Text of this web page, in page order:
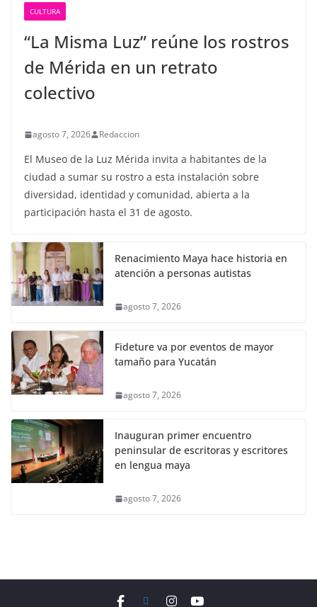
CULTURA
“La Misma Luz” reúne los rostros
de Mérida en un retrato
colectivo
agosto 7, 2026 Redaccion
El Museo de la Luz Mérida invita a habitantes de la
ciudad a sumar su rostro a esta instalación sobre
diversidad, identidad y comunidad, abierta a la
participación hasta el 31 de agosto.
Renacimiento Maya hace historia en
atención a personas autistas
agosto 7, 2026
Fideture va por eventos de mayor
tamaño para Yucatán
agosto 7, 2026
Inauguran primer encuentro
peninsular de escritoras y escritores
en lengua maya
agosto 7, 2026